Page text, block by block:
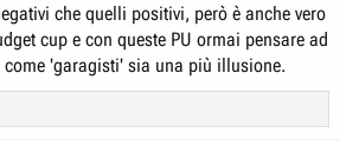
che quelli positivi, però è anche vero
cup e con queste PU ormai pensare ad
come 'garagisti' sia una più illusione.